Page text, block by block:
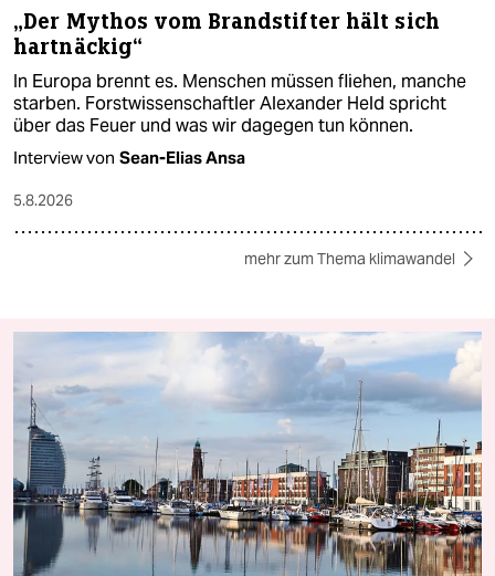
„Der Mythos vom Brandstifter hält sich
hartnäckig“
In Europa brennt es. Menschen müssen fliehen, manche
starben. Forstwissenschaftler Alexander Held spricht
über das Feuer und was wir dagegen tun können.
Interview von Sean-Elias Ansa
5.8.2026
mehr zum Thema klimawandel